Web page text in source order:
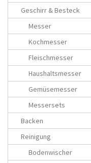
Geschirr & Besteck
Messer
Kochmesser
Fleischmesser
Haushaltsmesser
Gemüsemesser
Messersets
Backen
Reinigung
Bodenwischer